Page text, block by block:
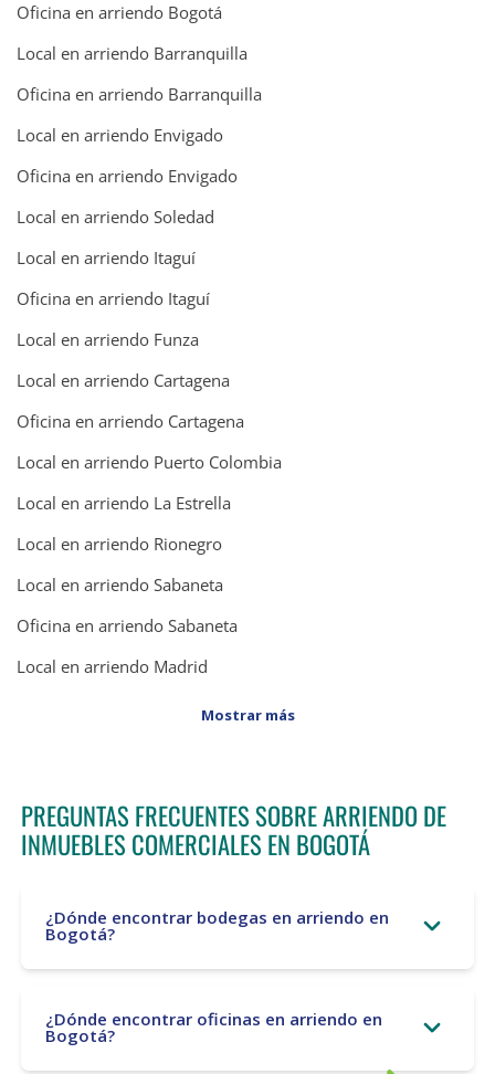
Oficina en arriendo Bogotá
Local en arriendo Barranquilla
Oficina en arriendo Barranquilla
Local en arriendo Envigado
Oficina en arriendo Envigado
Local en arriendo Soledad
Local en arriendo Itaguí
Oficina en arriendo Itaguí
Local en arriendo Funza
Local en arriendo Cartagena
Oficina en arriendo Cartagena
Local en arriendo Puerto Colombia
Local en arriendo La Estrella
Local en arriendo Rionegro
Local en arriendo Sabaneta
Oficina en arriendo Sabaneta
Local en arriendo Madrid
Mostrar más
PREGUNTAS FRECUENTES SOBRE ARRIENDO DE
INMUEBLES COMERCIALES EN BOGOTÁ
¿Dónde encontrar bodegas en arriendo en
Bogotá?
¿Dónde encontrar oficinas en arriendo en
Bogotá?